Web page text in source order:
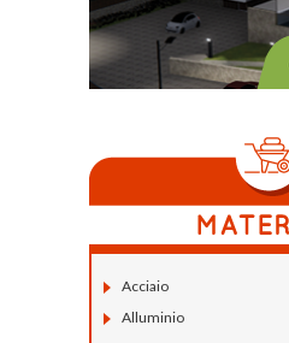
Acciaio
Alluminio